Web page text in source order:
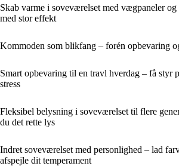
Skab varme i soveværelset med vægpaneler og
med stor effekt
Kommoden som blikfang – forén opbevaring
Smart opbevaring til en travl hverdag – få styr
stress
Fleksibel belysning i soveværelset til flere
du det rette lys
Indret soveværelset med personlighed – lad
afspejle dit temperament